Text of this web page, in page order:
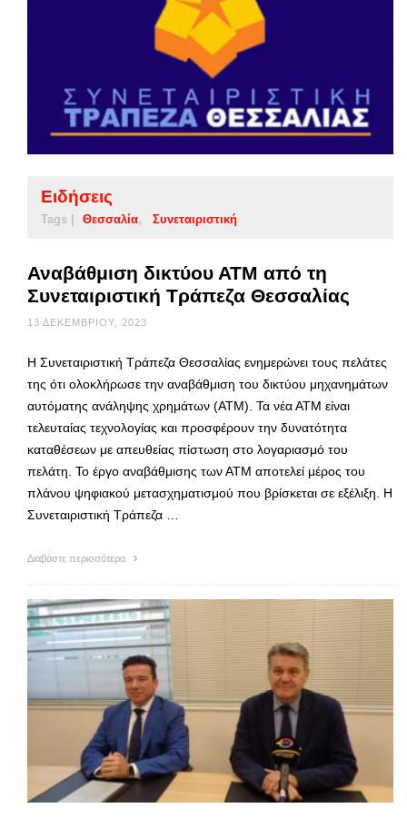
Ειδήσεις
Tags | Θεσσαλία Συνεταιριστική
Αναβάθμιση δικτύου ΑΤΜ από τη
Συνεταιριστική Τράπεζα Θεσσαλίας
13 ΔΕΚΕΜΒΡΊΟΥ, 2023
Η Συνεταιριστική Τράπεζα Θεσσαλίας ενημερώνει τους πελάτες
της ότι ολοκλήρωσε την αναβάθμιση του δικτύου μηχανημάτων
αυτόματης ανάληψης χρημάτων (ΑΤΜ). Τα νέα ΑΤΜ είναι
τελευταίας τεχνολογίας και προσφέρουν την δυνατότητα
καταθέσεων με απευθείας πίστωση στο λογαριασμό του
πελάτη. Το έργο αναβάθμισης των ΑΤΜ αποτελεί μέρος του
πλάνου ψηφιακού μετασχηματισμού που βρίσκεται σε εξέλιξη. Η
Συνεταιριστική Τράπεζα …
Διαβάστε περισσότερα